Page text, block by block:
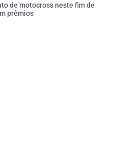
de motocross neste fim de
prêmios